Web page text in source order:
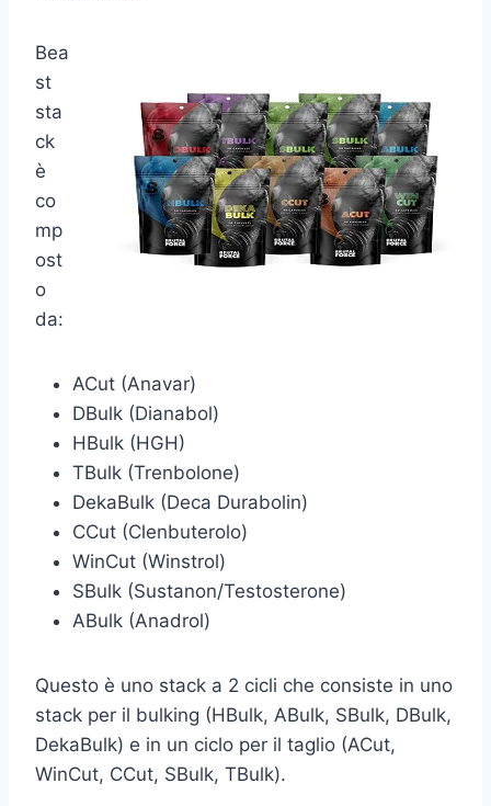
Bea
st
sta
ck
è
co
mp
ost
o
da:
ACut (Anavar)
DBulk (Dianabol)
HBulk (HGH)
TBulk (Trenbolone)
DekaBulk (Deca Durabolin)
CCut (Clenbuterolo)
WinCut (Winstrol)
SBulk (Sustanon/Testosterone)
ABulk (Anadrol)
Questo è uno stack a 2 cicli che consiste in uno
stack per il bulking (HBulk, ABulk, SBulk, DBulk,
DekaBulk) e in un ciclo per il taglio (ACut,
WinCut, CCut, SBulk, TBulk).